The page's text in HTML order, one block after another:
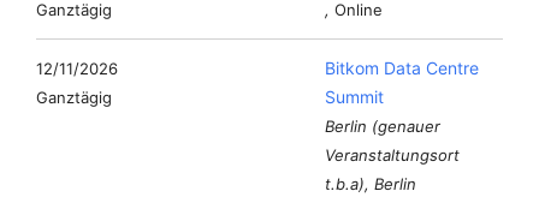
Ganztägig
, Online
12/11/2026
Ganztägig
Bitkom Data Centre
Summit
Berlin (genauer
Veranstaltungsort
t.b.a), Berlin